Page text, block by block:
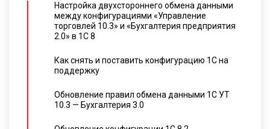
Настройка двухстороннего обмена данными
между конфигурациями «Управление
торговлей 10.3» и «Бухгалтерия предприятия
2.0» в 1С 8
Как снять и поставить конфигурацию 1С на
поддержку
Обновление правил обмена данными 1С УТ
10.3 — Бухгалтерия 3.0